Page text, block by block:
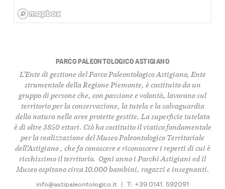
PARCO PALEONTOLOGICO ASTIGIANO
L’Ente di gestione delParco Paleontologico Astigiano, Ente
strumentale della Regione Piemonte, ècostituito da un
gruppo di personeche, con passione e volontà, lavorano sul
territorio per la conservazione, la tutela e la salvaguardia
della natura nelle aree protette gestite. La superficie tutelata
è di oltre3850 ettari. Ciò ha costituito il viatico fondamentale
per la realizzazione delMuseo Paleontologico Territoriale
dell’Astigiano, che fa conoscere e riconoscere i reperti di cui è
ricchissimo il territorio. Ogni anno i Parchi Astigiani ed il
Museoospitano circa 10.000 bambini, ragazzi e insegnanti.
info@astipaleontologico.it | T: +39.0141. 592091